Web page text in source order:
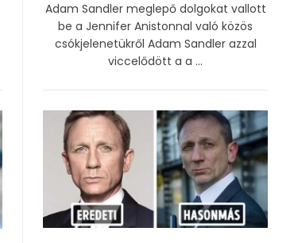
Adam Sandler meglepő dolgokat vallott
be a Jennifer Anistonnal való közös
csókjelenetükről Adam Sandler azzal
viccelődött a a ...